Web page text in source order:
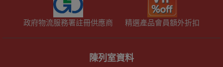
政府物流服務署註冊供應商 精選產品會員額外折扣
陳列室資料